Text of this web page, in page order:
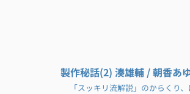
製作秘話(2) 湊雄輔 / 朝香あ
「スッキリ流解説」のからくり